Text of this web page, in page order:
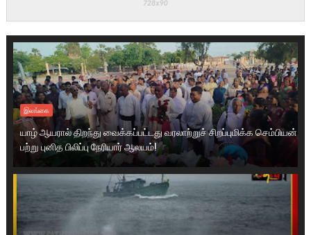
இலங்கை
யாழ் ஆயரால் திறந்து வைக்கப்பட்டது வரலாற்றுச் சிறப்புமிக்க செம்பியன்
பற்று புனித பிலிப்பு நேரியார் ஆலயம்!